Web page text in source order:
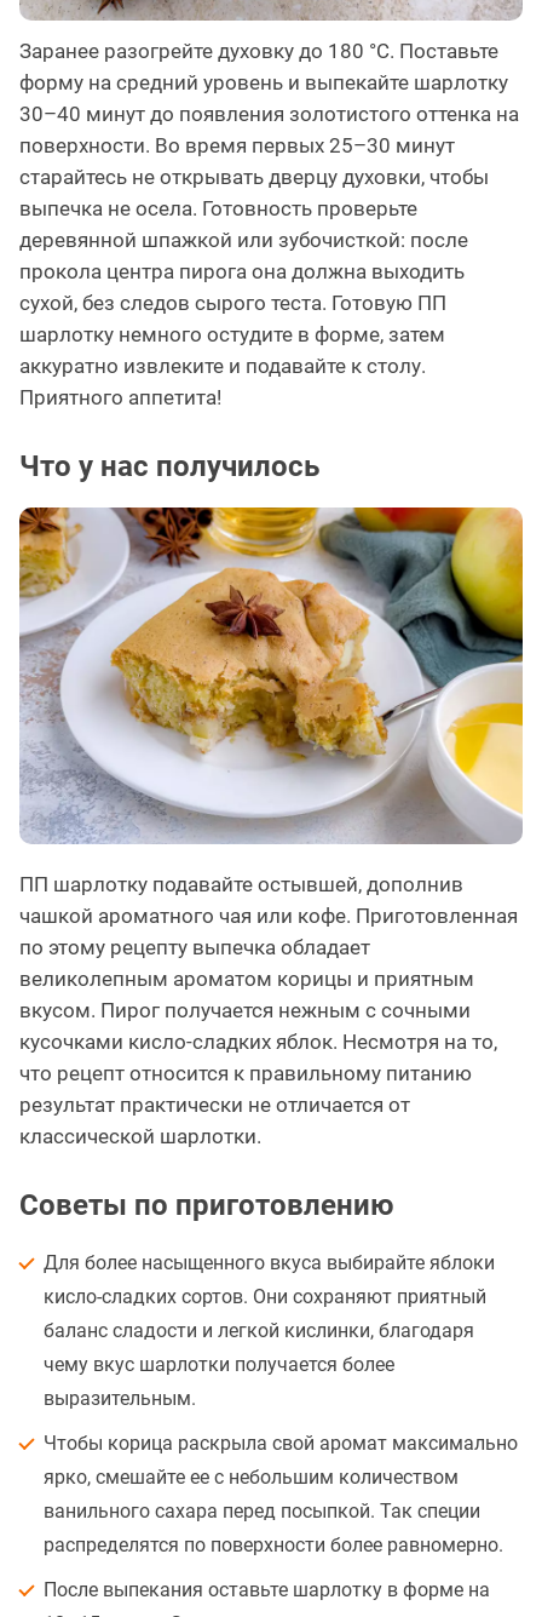
Заранее разогрейте духовку до 180 °C. Поставьте
форму на средний уровень и выпекайте шарлотку
30–40 минут до появления золотистого оттенка на
поверхности. Во время первых 25–30 минут
старайтесь не открывать дверцу духовки, чтобы
выпечка не осела. Готовность проверьте
деревянной шпажкой или зубочисткой: после
прокола центра пирога она должна выходить
сухой, без следов сырого теста. Готовую ПП
шарлотку немного остудите в форме, затем
аккуратно извлеките и подавайте к столу.
Приятного аппетита!
Что у нас получилось
ПП шарлотку подавайте остывшей, дополнив
чашкой ароматного чая или кофе. Приготовленная
по этому рецепту выпечка обладает
великолепным ароматом корицы и приятным
вкусом. Пирог получается нежным с сочными
кусочками кисло-сладких яблок. Несмотря на то,
что рецепт относится к правильному питанию
результат практически не отличается от
классической шарлотки.
Советы по приготовлению
Для более насыщенного вкуса выбирайте яблоки
кисло-сладких сортов. Они сохраняют приятный
баланс сладости и легкой кислинки, благодаря
чему вкус шарлотки получается более
выразительным.
Чтобы корица раскрыла свой аромат максимально
ярко, смешайте ее с небольшим количеством
ванильного сахара перед посыпкой. Так специи
распределятся по поверхности более равномерно.
После выпекания оставьте шарлотку в форме на